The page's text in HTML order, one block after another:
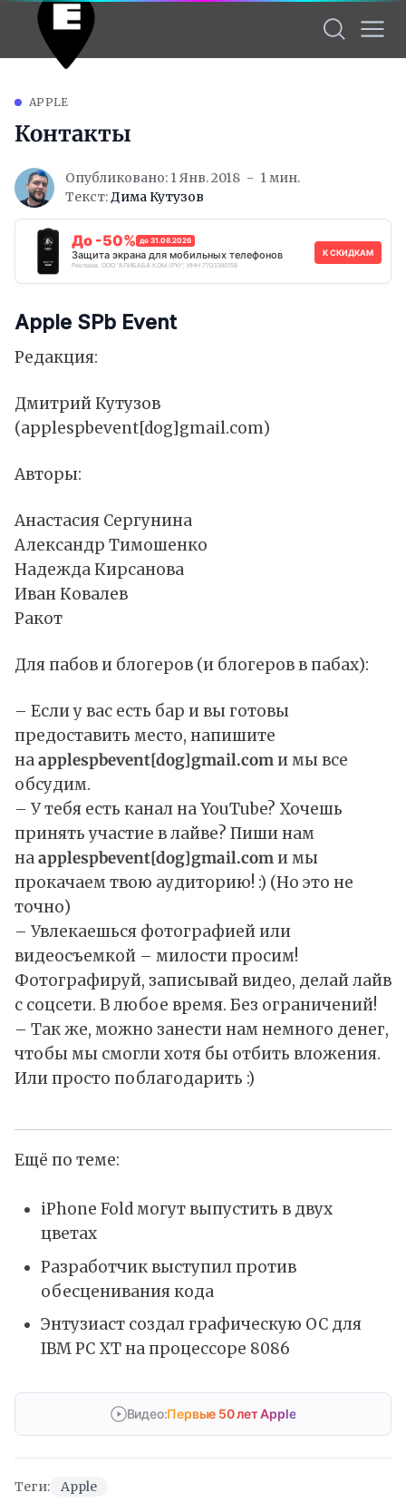
APPLE
Контакты
Опубликовано: 1 Янв. 2018
1 мин.
Текст:Дима Кутузов
До -50% до 31.08.2026
Защита экрана для мобильных телефонов
Реклама. ООО "АЛИБАБА.КОМ (РУ)", ИНН 7703380158
К СКИДКАМ
Apple SPb Event
Редакция:
Дмитрий Кутузов
(applespbevent[dog]gmail.com)
Авторы:
Анастасия Сергунина
Александр Тимошенко
Надежда Кирсанова
Иван Ковалев
Ракот
Для пабов и блогеров (и блогеров в пабах):
– Если у вас есть бар и вы готовы
предоставить место, напишите
наapplespbevent[dog]gmail.comи мы все
обсудим.
– У тебя есть канал на YouTube? Хочешь
принять участие в лайве? Пиши нам
наapplespbevent[dog]gmail.comи мы
прокачаем твою аудиторию! :) (Но это не
точно)
– Увлекаешься фотографией или
видеосъемкой – милости просим!
Фотографируй, записывай видео, делай лайв
с соцсети. В любое время. Без ограничений!
– Так же, можно занести нам немного денег,
чтобы мы смогли хотя бы отбить вложения.
Или просто поблагодарить :)
Ещё по теме:
iPhone Fold могут выпустить в двух
цветах
Разработчик выступил против
обесценивания кода
Энтузиаст создал графическую ОС для
IBM PC XT на процессоре 8086
Видео:Первые 50 лет Apple
Теги: Apple